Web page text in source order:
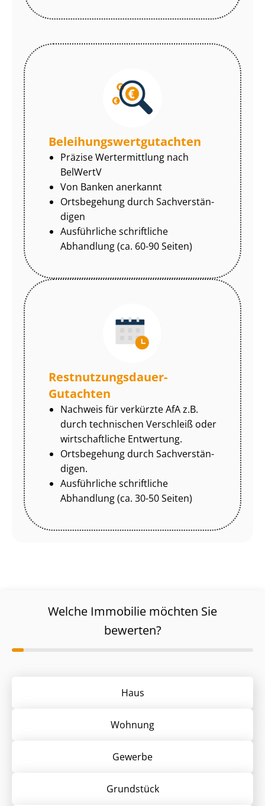
Be­lei­hungs­wert­gut­ach­ten
Präzise Wertermittlung nach
BelWertV
Von Banken anerkannt
Ortsbegehung durch Sach­ver­stän­
di­gen
Ausführliche schriftliche
Abhandlung (ca. 60-90 Seiten)
Rest­nut­zungs­dau­er-
Gutachten
Nachweis für verkürzte AfA z.B.
durch technischen Verschleiß oder
wirtschaftliche Entwertung.
Ortsbegehung durch Sach­ver­stän­
di­gen.
Ausführliche schriftliche
Abhandlung (ca. 30-50 Seiten)
Welche Immobilie möchten Sie
bewerten?
Haus
Wohnung
Gewerbe
Grund­stück